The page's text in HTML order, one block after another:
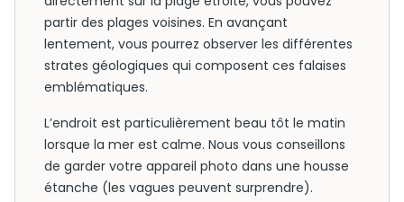
partir des plages voisines. En avançant
lentement, vous pourrez observer les différentes
strates géologiques qui composent ces falaises
emblématiques.
L’endroit est particulièrement beau tôt le matin
lorsque la mer est calme. Nous vous conseillons
de garder votre appareil photo dans une housse
étanche (les vagues peuvent surprendre).